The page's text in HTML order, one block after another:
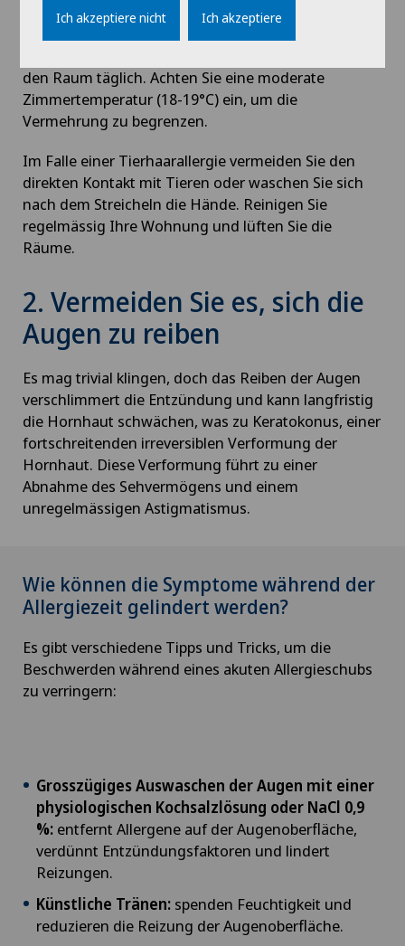
wöchentlich bei 60°C. Vermeiden Sie Teppiche,
den Raum täglich. Achten Sie eine moderate
Zimmertemperatur (18-19°C) ein, um die
Vermehrung zu begrenzen.
Im Falle einer Tierhaarallergie vermeiden Sie den
direkten Kontakt mit Tieren oder waschen Sie sich
nach dem Streicheln die Hände. Reinigen Sie
regelmässig Ihre Wohnung und lüften Sie die
Räume.
2. Vermeiden Sie es, sich die
Augen zu reiben
Es mag trivial klingen, doch das Reiben der Augen
verschlimmert die Entzündung und kann langfristig
die Hornhaut schwächen, was zu Keratokonus, einer
fortschreitenden irreversiblen Verformung der
Hornhaut. Diese Verformung führt zu einer
Abnahme des Sehvermögens und einem
unregelmässigen Astigmatismus.
Wie können die Symptome während der
Allergiezeit gelindert werden?
Es gibt verschiedene Tipps und Tricks, um die
Beschwerden während eines akuten Allergieschubs
zu verringern:
Grosszügiges Auswaschen der Augen mit einer
physiologischen Kochsalzlösung oder NaCl 0,9
%: entfernt Allergene auf der Augenoberfläche,
verdünnt Entzündungsfaktoren und lindert
Reizungen.
Künstliche Tränen: spenden Feuchtigkeit und
reduzieren die Reizung der Augenoberfläche.
Ich akzeptiere nicht Ich akzeptiere